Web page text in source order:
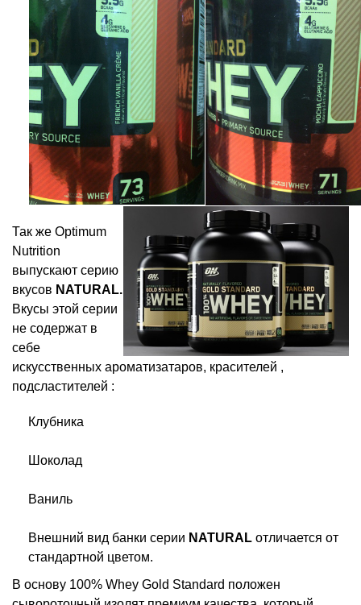
Так же Optimum
Nutrition
выпускают серию
вкусов NATURAL.
Вкусы этой серии
не содержат в
себе
искусственных ароматизатаров, красителей ,
подсластителей :
Клубника
Шоколад
Ваниль
Внешний вид банки серии NATURAL отличается от
стандартной цветом.
В основу 100% Whey Gold Standard положен